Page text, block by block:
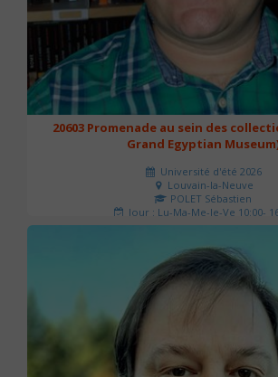
20603 Promenade au sein des
Grand Egyptian
Université d'été 2026
Louvain-la-Neuve
POLET Sébastien
Jour : Lu-Ma-Me-Je-Ve 10:00-
Nombre de séances : 2